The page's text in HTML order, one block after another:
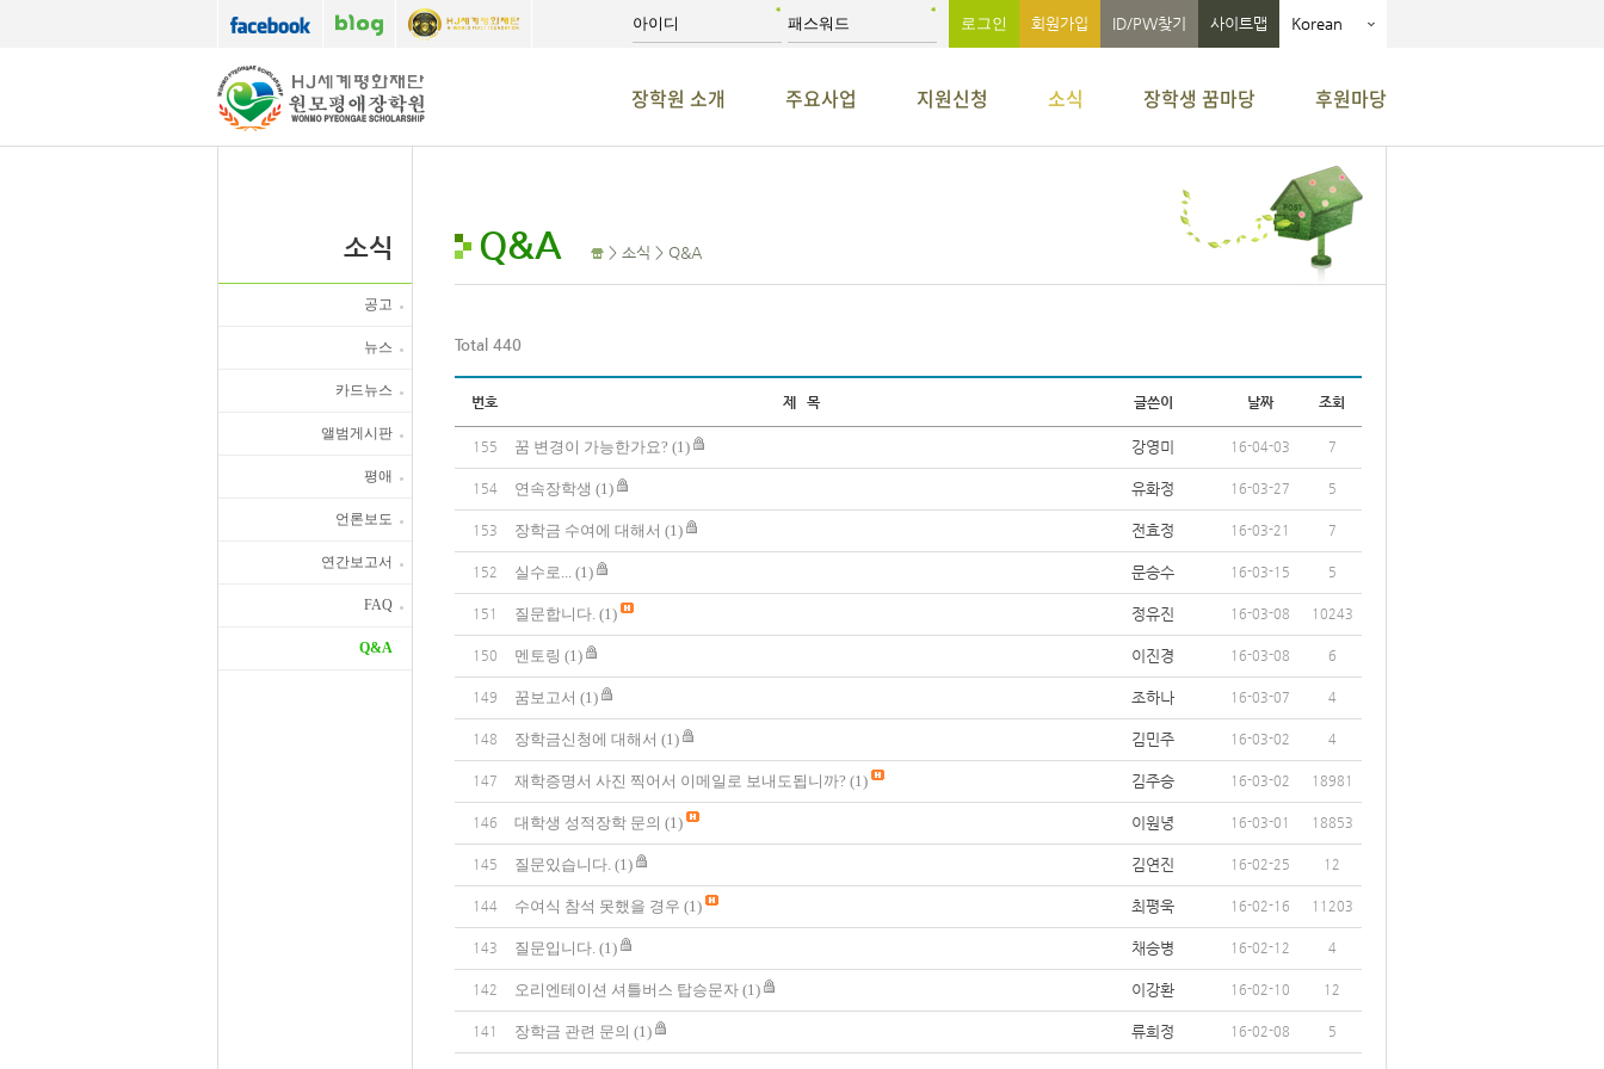
회원가입 ID/PW찾기 사이트맵 Korean
장학원 소개 주요사업 지원신청 소식 장학생 꿈마당 후원마당
소식
공고
뉴스
카드뉴스
앨범게시판
평애
언론보도
연간보고서
FAQ
Q&A
Q&A > 소식 > Q&A
Total 440
번호 제 목 글쓴이 날짜 조회
155 꿈 변경이 가능한가요? (1) 강영미 16-04-03 7
154 연속장학생 (1) 유화정 16-03-27 5
153 장학금 수여에 대해서 (1) 전효정 16-03-21 7
152 실수로... (1) 문승수 16-03-15 5
151 질문합니다. (1) 정유진 16-03-08 10243
150 멘토링 (1) 이진경 16-03-08 6
149 꿈보고서 (1) 조하나 16-03-07 4
148 장학금신청에 대해서 (1) 김민주 16-03-02 4
147 재학증명서 사진 찍어서 이메일로 보내도됩니까? (1) 김주승 16-03-02 18981
146 대학생 성적장학 문의 (1) 이원녕 16-03-01 18853
145 질문있습니다. (1) 김연진 16-02-25 12
144 수여식 참석 못했을 경우 (1) 최평욱 16-02-16 11203
143 질문입니다. (1) 채승병 16-02-12 4
142 오리엔테이션 셔틀버스 탑승문자 (1) 이강환 16-02-10 12
141 장학금 관련 문의 (1) 류희정 16-02-08 5